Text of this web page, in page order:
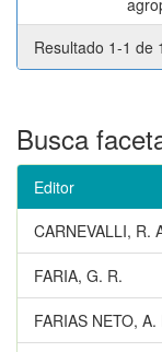
Resultado 1-1 de
Busca
Editor
CARNEVALLI, R.
FARIA, G. R.
FARIAS NETO,